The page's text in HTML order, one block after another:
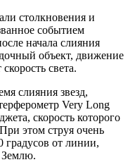
столкновения и
событием
начала слияния
объект, движение
света.
слияния звезд,
Very Long
скорость которого
этом струя очень
градусов от линии,
Землю.